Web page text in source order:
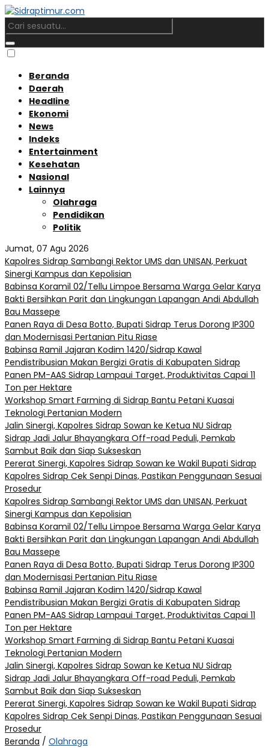
Beranda
Daerah
Headline
Ekonomi
News
Indeks
Entertainment
Kesehatan
Nasional
Lainnya
Olahraga
Pendidikan
Politik
Jumat, 07 Agu 2026
Kapolres Sidrap Sambangi Rektor UMS dan UNISAN, Perkuat
Sinergi Kampus dan Kepolisian
Babinsa Koramil 02/Tellu Limpoe Bersama Warga Gelar Karya
Bakti Bersihkan Parit dan Lingkungan Lapangan Andi Abdullah
Bau Massepe
Panen Raya di Desa Botto, Bupati Sidrap Terus Dorong IP300
dan Modernisasi Pertanian Pitu Riase
Babinsa Ramil Jajaran Kodim 1420/Sidrap Kawal
Pendistribusian Makan Bergizi Gratis di Kabupaten Sidrap
Panen PM-AAS Sidrap Lampaui Target, Produktivitas Capai 11
Ton per Hektare
Workshop Smart Farming di Sidrap Bantu Petani Kuasai
Teknologi Pertanian Modern
Jalin Sinergi, Kapolres Sidrap Sowan ke Ketua NU Sidrap
Sidrap Jadi Jalur Bhayangkara Off-road Peduli, Pemkab
Sambut Baik dan Siap Sukseskan
Pererat Sinergi, Kapolres Sidrap Sowan ke Wakil Bupati Sidrap
Kapolres Sidrap Cek Senpi Dinas, Pastikan Penggunaan Sesuai
Prosedur
Kapolres Sidrap Sambangi Rektor UMS dan UNISAN, Perkuat
Sinergi Kampus dan Kepolisian
Babinsa Koramil 02/Tellu Limpoe Bersama Warga Gelar Karya
Bakti Bersihkan Parit dan Lingkungan Lapangan Andi Abdullah
Bau Massepe
Panen Raya di Desa Botto, Bupati Sidrap Terus Dorong IP300
dan Modernisasi Pertanian Pitu Riase
Babinsa Ramil Jajaran Kodim 1420/Sidrap Kawal
Pendistribusian Makan Bergizi Gratis di Kabupaten Sidrap
Panen PM-AAS Sidrap Lampaui Target, Produktivitas Capai 11
Ton per Hektare
Workshop Smart Farming di Sidrap Bantu Petani Kuasai
Teknologi Pertanian Modern
Jalin Sinergi, Kapolres Sidrap Sowan ke Ketua NU Sidrap
Sidrap Jadi Jalur Bhayangkara Off-road Peduli, Pemkab
Sambut Baik dan Siap Sukseskan
Pererat Sinergi, Kapolres Sidrap Sowan ke Wakil Bupati Sidrap
Kapolres Sidrap Cek Senpi Dinas, Pastikan Penggunaan Sesuai
Prosedur
Beranda / Olahraga